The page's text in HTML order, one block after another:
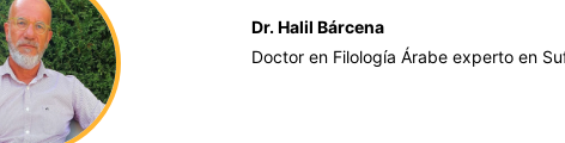
Dr. Halil Bárcena
Doctor en Filología Árabe experto en